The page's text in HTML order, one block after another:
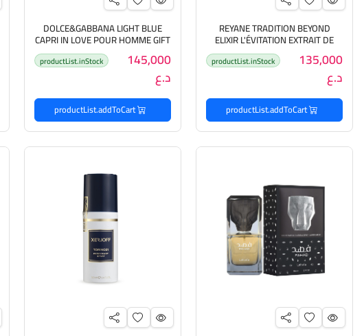
REYANE TRADITION BEYOND
ELIXIR L'ÉVITATION EXTRAIT DE
PARFUM ريان تراديشن عطر للجنسين
135,000
د.ع
productList.inStock
productList.addToCart
DOLCE&GABBANA LIGHT BLUE
CAPRI IN LOVE POUR HOMME GIFT
SET(100ML +10ML) دولتشي آند
غابانا مجموعة هدايا للرجال
145,000
د.ع
productList.inStock
productList.addToCart